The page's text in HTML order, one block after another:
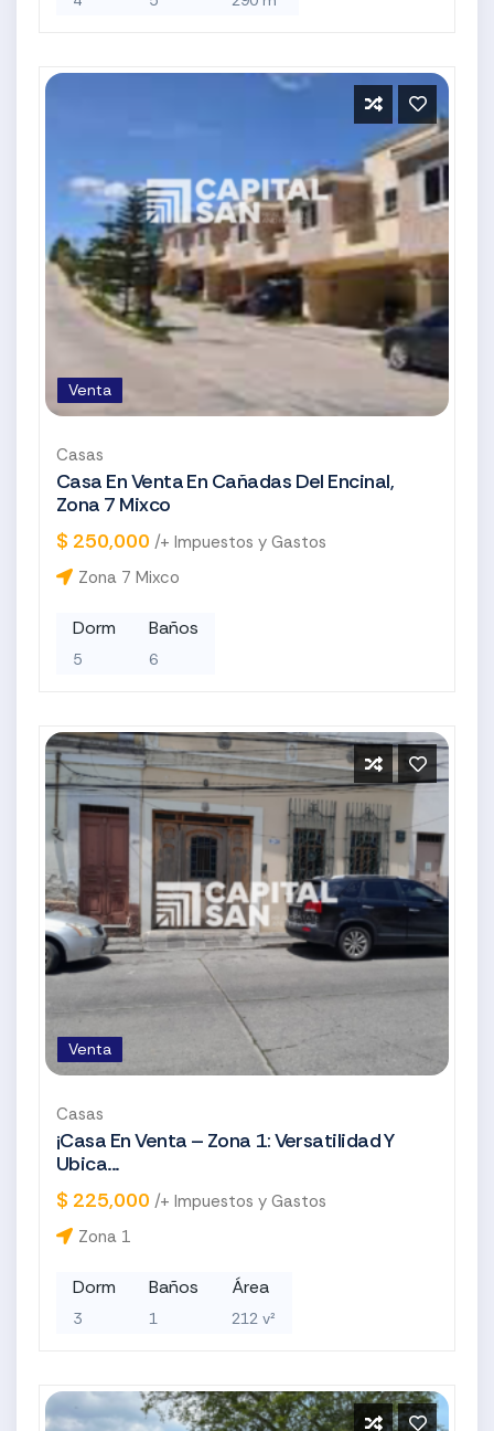
Venta
Casas
Casa En Venta En Cañadas Del Encinal,
Zona 7 Mixco
$ 250,000 /+ Impuestos y Gastos
Zona 7 Mixco
Dorm
5
Baños
6
Venta
Casas
¡Casa En Venta – Zona 1: Versatilidad Y
Ubica...
$ 225,000 /+ Impuestos y Gastos
Zona 1
Dorm
3
Baños
1
Área
212 v²